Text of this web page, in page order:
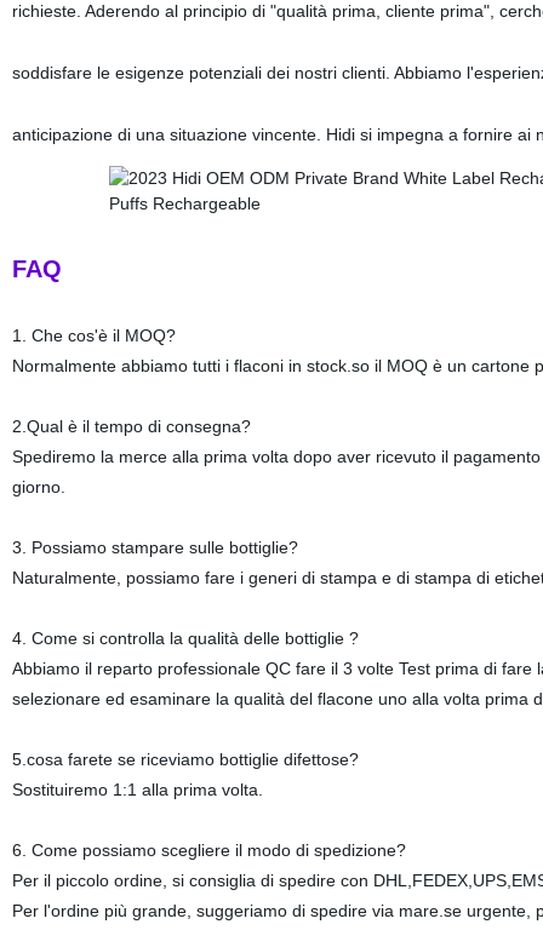
richieste. Aderendo al principio di "qualità prima, cliente prima",
soddisfare le esigenze potenziali dei nostri clienti. Abbiamo
anticipazione di una situazione vincente. Hidi si impegna a fornire
FAQ
1. Che cos'è il MOQ?
Normalmente abbiamo tutti i flaconi in stock.so il MOQ è un cartone
2.Qual è il tempo di consegna?
Spediremo la merce alla prima volta dopo aver ricevuto il
giorno.
3. Possiamo stampare sulle bottiglie?
Naturalmente, possiamo fare i generi di stampa e di stampa di
4. Come si controlla la qualità delle bottiglie ?
Abbiamo il reparto professionale QC fare il 3 volte Test prima di fare
selezionare ed esaminare la qualità del flacone uno alla volta prima
5.cosa farete se riceviamo bottiglie difettose?
Sostituiremo 1:1 alla prima volta.
6. Come possiamo scegliere il modo di spedizione?
Per il piccolo ordine, si consiglia di spedire con
Per l'ordine più grande, suggeriamo di spedire via mare.se urgente,